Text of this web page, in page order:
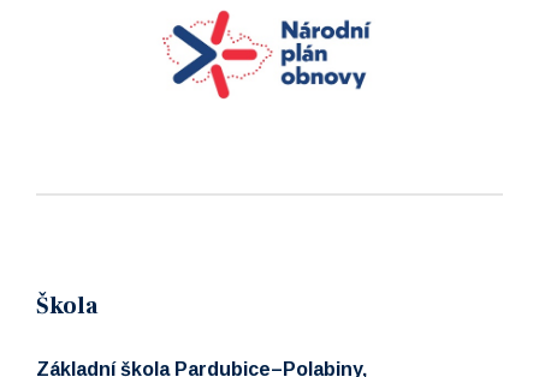
Škola
Základní škola Pardubice–Polabiny,